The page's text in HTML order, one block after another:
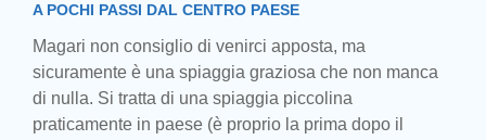
A POCHI PASSI DAL CENTRO PAESE
Magari non consiglio di venirci apposta, ma
sicuramente è una spiaggia graziosa che non manca
di nulla. Si tratta di una spiaggia piccolina
praticamente in paese (è proprio la prima dopo il